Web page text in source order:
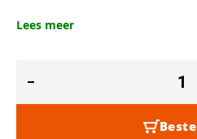
Lees meer